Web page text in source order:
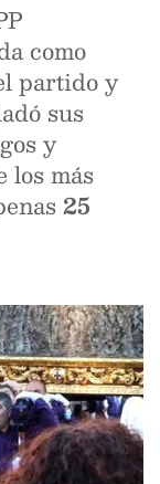
como
partido y
sus
y
los más
25